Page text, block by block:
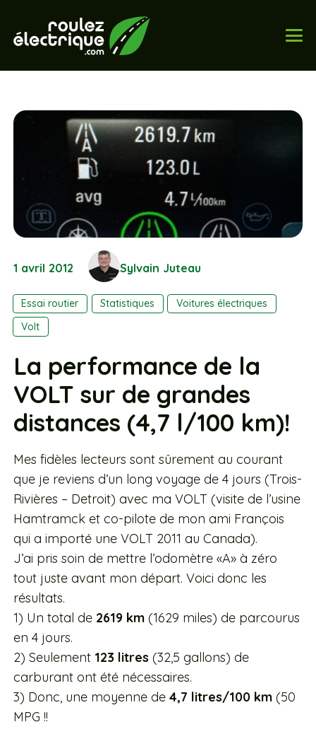
1 avril 2012 Sylvain Juteau
Essai routier Statistiques
Voitures électriques
Volt
La performance de la
VOLT sur de grandes
distances (4,7 l/100 km)!
Mes fidèles lecteurs sont sûrement au courant
que je reviens d’un long voyage de 4 jours (Trois-
Rivières – Detroit) avec ma VOLT (visite de l’usine
Hamtramck et co-pilote de mon ami François
qui a importé une VOLT 2011 au Canada).
J’ai pris soin de mettre l’odomètre «A» à zéro
tout juste avant mon départ. Voici donc les
résultats.
1) Un total de 2619 km(1629 miles) de parcourus
en 4 jours.
2) Seulement 123 litres(32,5 gallons) de
carburant ont été nécessaires.
3) Donc, une moyenne de 4,7 litres/100 km(50
MPG !!